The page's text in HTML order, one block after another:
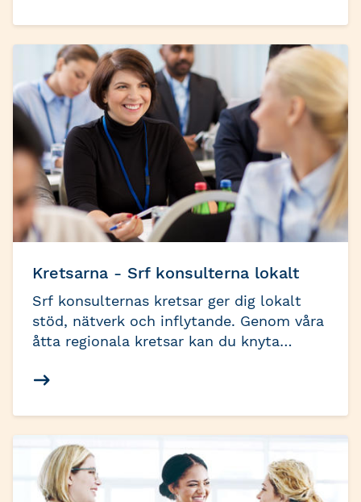
näringslivet. Det gör vi bäst genom att
samla den branschkompetens vi behöver
i lämpliga grupperingar, för att
tillsammans driva viktiga frågor som tar
oss framåt.
Kretsarna - Srf konsulterna lokalt
Srf konsulternas kretsar ger dig lokalt
stöd, nätverk och inflytande. Genom våra
åtta regionala kretsar kan du knyta
branschinformation och vara med och